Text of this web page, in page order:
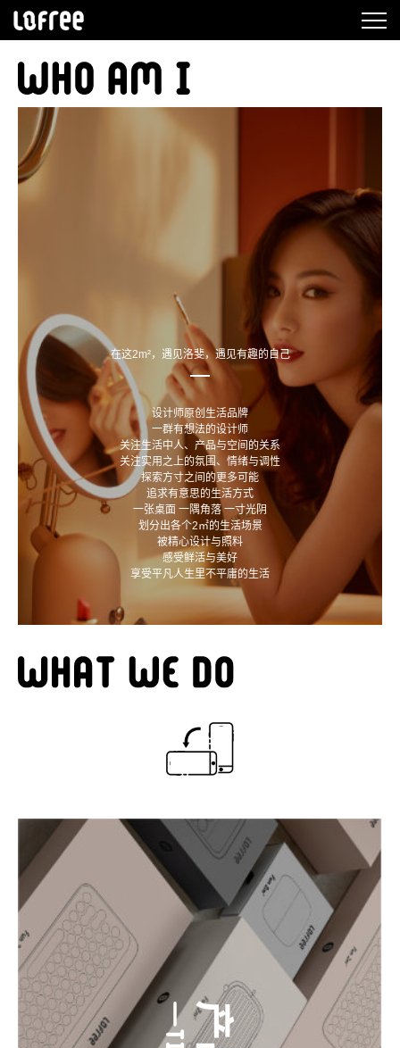
在这2m²，遇见洛斐，遇见有趣的自己
设计师原创生活品牌
一群有想法的设计师
关注生活中人、产品与空间的关系
关注实用之上的氛围、情绪与调性
探索方寸之间的更多可能
追求有意思的生活方式
一张桌面 一隅角落 一寸光阴
划分出各个2㎡的生活场景
被精心设计与照料
感受鲜活与美好
享受平凡人生里不平庸的生活